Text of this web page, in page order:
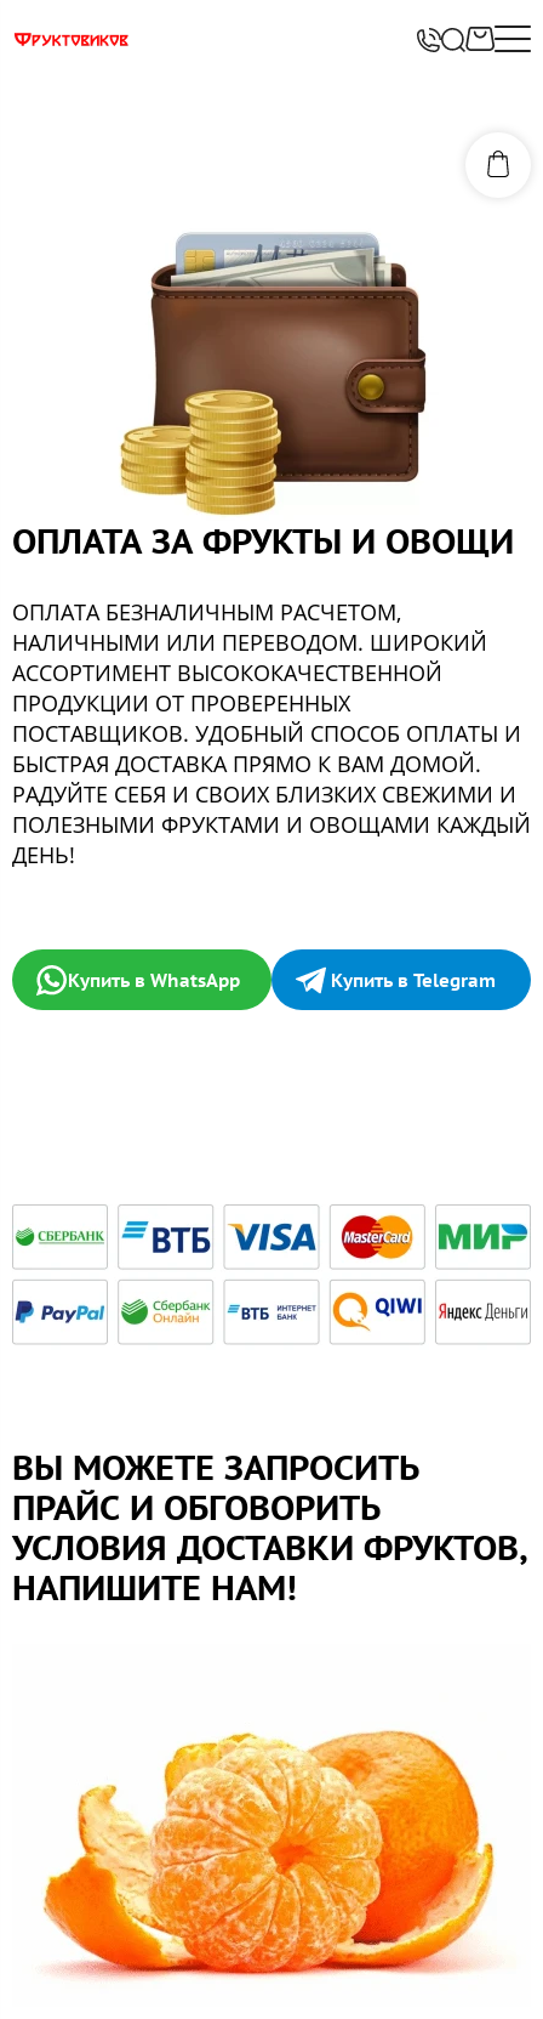
ОПЛАТА ЗА ФРУКТЫ И ОВОЩИ
ОПЛАТА БЕЗНАЛИЧНЫМ РАСЧЕТОМ,
НАЛИЧНЫМИ ИЛИ ПЕРЕВОДОМ. ШИРОКИЙ
АССОРТИМЕНТ ВЫСОКОКАЧЕСТВЕННОЙ
ПРОДУКЦИИ ОТ ПРОВЕРЕННЫХ
ПОСТАВЩИКОВ. УДОБНЫЙ СПОСОБ ОПЛАТЫ И
БЫСТРАЯ ДОСТАВКА ПРЯМО К ВАМ ДОМОЙ.
РАДУЙТЕ СЕБЯ И СВОИХ БЛИЗКИХ СВЕЖИМИ И
ПОЛЕЗНЫМИ ФРУКТАМИ И ОВОЩАМИ КАЖДЫЙ
ДЕНЬ!
Купить в WhatsApp Купить в Telegram
ВЫ МОЖЕТЕ ЗАПРОСИТЬ
ПРАЙС И ОБГОВОРИТЬ
УСЛОВИЯ ДОСТАВКИ ФРУКТОВ,
НАПИШИТЕ НАМ!